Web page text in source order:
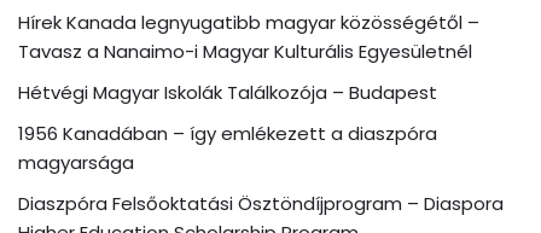
Hírek Kanada legnyugatibb magyar közösségétől –
Tavasz a Nanaimo-i Magyar Kulturális Egyesületnél
Hétvégi Magyar Iskolák Találkozója – Budapest
1956 Kanadában – így emlékezett a diaszpóra
magyarsága
Diaszpóra Felsőoktatási Ösztöndíjprogram – Diaspora